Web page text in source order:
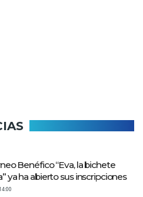
Benéfico “Eva, la bichete
ya ha abierto sus inscripciones